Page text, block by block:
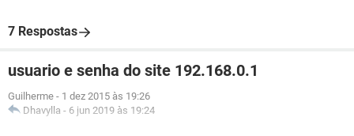
7 Respostas
usuario e senha do site 192.168.0.1
Guilherme - 1 dez 2015 às 19:26
Dhavylla - 6 jun 2019 às 19:24